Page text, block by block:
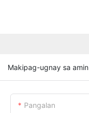
Makipag-ugnay sa amin
Pangalan